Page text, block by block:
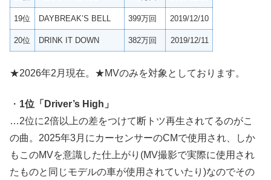
19位 DAYBREAK’S BELL 399万回 2019/12/10
20位 DRINK IT DOWN 382万回 2019/12/11
★2026年2月現在。★MVのみを対象としております。
・ 1位「Driver’s High」
…2位に2倍以上の差をつけて断トツ再生されてるのがこ
の曲。2025年3月にカーセンサーのCMで使用され、しか
もこのMVを意識した仕上がり(MV撮影で実際に使用され
たものと同じモデルの車が使用されていたり)なのでその